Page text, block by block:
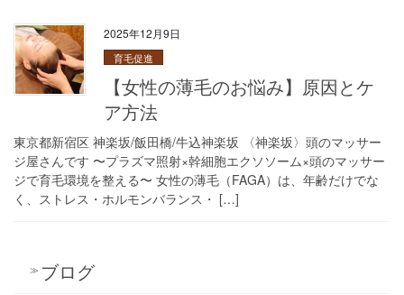
2025年12月9日
育毛促進
【女性の薄毛のお悩み】原因とケ
ア方法
東京都新宿区 神楽坂/飯田橋/牛込神楽坂 〈神楽坂〉頭のマッサー
ジ屋さんです 〜プラズマ照射×幹細胞エクソソーム×頭のマッサー
ジで育毛環境を整える〜 女性の薄毛（FAGA）は、年齢だけでな
く、ストレス・ホルモンバランス・ […]
ブログ